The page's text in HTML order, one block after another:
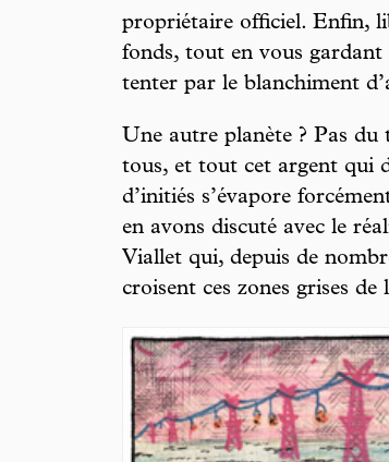
propriétaire officiel. Enfin,
fonds, tout en vous gardant
tenter par le blanchiment
Une autre planète ? Pas du
tous, et tout cet argent qui
d’initiés s’évapore
en avons discuté avec le
Viallet qui, depuis de
croisent ces zones grises